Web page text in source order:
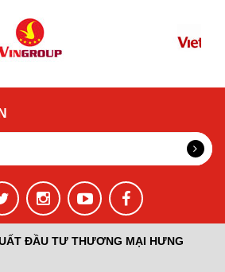
ĐẦU TƯ THƯƠNG MẠI HƯNG